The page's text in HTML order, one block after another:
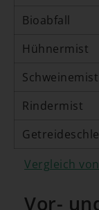
Bioabfall
Hühnermist
Schweinemist
Rindermist
Vergleich
Vor-